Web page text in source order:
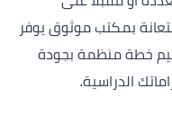
بمكتب موثوق يوفر
خطة منظمة بجودة
الدراسية.